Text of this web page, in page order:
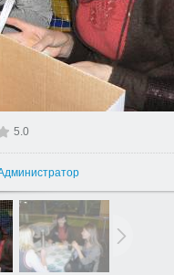
5.0